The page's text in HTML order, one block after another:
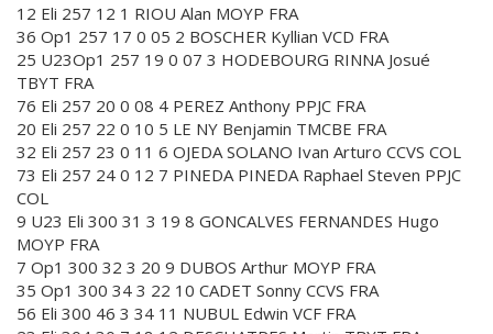
12 Eli 257 12 1 RIOU Alan MOYP FRA
36 Op1 257 17 0 05 2 BOSCHER Kyllian VCD FRA
25 U23Op1 257 19 0 07 3 HODEBOURG RINNA Josué
TBYT FRA
76 Eli 257 20 0 08 4 PEREZ Anthony PPJC FRA
20 Eli 257 22 0 10 5 LE NY Benjamin TMCBE FRA
32 Eli 257 23 0 11 6 OJEDA SOLANO Ivan Arturo CCVS COL
73 Eli 257 24 0 12 7 PINEDA PINEDA Raphael Steven PPJC
COL
9 U23 Eli 300 31 3 19 8 GONCALVES FERNANDES Hugo
MOYP FRA
7 Op1 300 32 3 20 9 DUBOS Arthur MOYP FRA
35 Op1 300 34 3 22 10 CADET Sonny CCVS FRA
56 Eli 300 46 3 34 11 NUBUL Edwin VCF FRA